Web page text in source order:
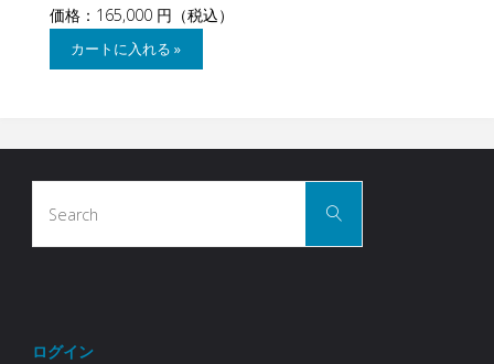
価格：165,000 円（税込）
Search
ログイン